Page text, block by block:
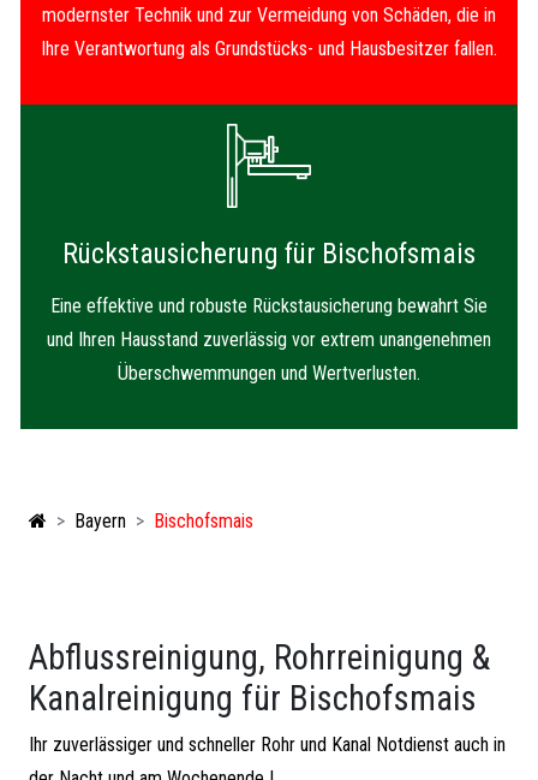
modernster Technik und zur Vermeidung von Schäden, die in
Ihre Verantwortung als Grundstücks- und Hausbesitzer fallen.
Rückstausicherung für Bischofsmais
Eine effektive und robuste Rückstausicherung bewahrt Sie
und Ihren Hausstand zuverlässig vor extrem unangenehmen
Überschwemmungen und Wertverlusten.
Bayern Bischofsmais
Abflussreinigung, Rohrreinigung &
Kanalreinigung für Bischofsmais
Ihr zuverlässiger und schneller Rohr und Kanal Notdienst auch in